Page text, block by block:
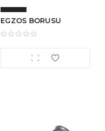
EGZOS BORUSU